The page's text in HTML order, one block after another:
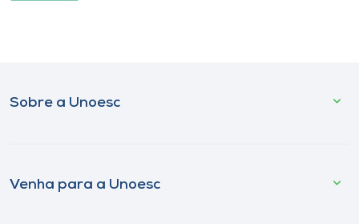
Sobre a Unoesc
Venha para a Unoesc